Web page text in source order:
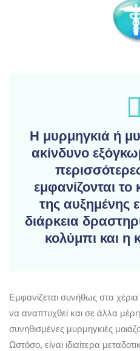
Η μυρμηγκιά ή
ακίνδυνο
εμφανίζονται
της αυξημένης
διάρκεια
κολύμπι και
Εμφανίζεται συνήθως στα
να αναπτυχθεί και σε άλλα
συνηθισμένες μυρμηγκιές
Ωστόσο, είναι ιδιαίτερα